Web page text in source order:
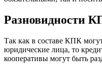
Разновидности
Так как в составе КПК
юридические лица, то
кооперативы могут быть